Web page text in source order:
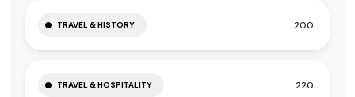
TRAVEL & HISTORY 200
TRAVEL & HOSPITALITY 220